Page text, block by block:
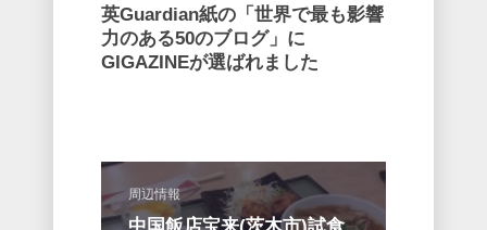
英Guardian紙の「世界で最も影響
力のある50のブログ」に
GIGAZINEが選ばれました
周辺情報